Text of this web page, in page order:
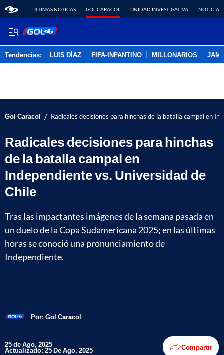
ÚLTIMAS NOTICAS GOL CARACOL UNIDAD INVESTIGATIVA NOTICIAS
Tendencias: LUIS DÍAZ FIFA-INFANTINO MILLONARIOS
Gol Caracol / Radicales decisiones para hinchas de la batalla campal en
Radicales decisiones para hinchas
de la batalla campal en
Independiente vs. Universidad de
Chile
Tras las impactantes imágenes de la semana pasada en
un duelo de la Copa Sudamericana 2025; en las últimas
horas se conoció una pronunciamiento de
Independiente.
Por: Gol Caracol
25 de Ago, 2025
Actualizado: 25 De Ago, 2025 Compartir